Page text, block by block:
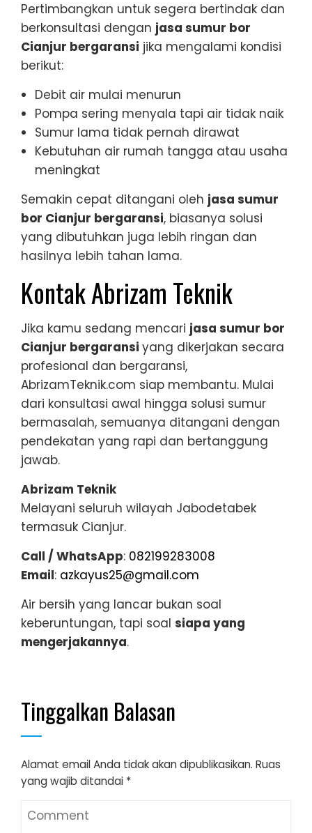
Pertimbangkan untuk segera bertindak dan
berkonsultasi dengan jasa sumur bor
Cianjur bergaransi jika mengalami kondisi
berikut:
Debit air mulai menurun
Pompa sering menyala tapi air tidak naik
Sumur lama tidak pernah dirawat
Kebutuhan air rumah tangga atau usaha
meningkat
Semakin cepat ditangani oleh jasa sumur
bor Cianjur bergaransi, biasanya solusi
yang dibutuhkan juga lebih ringan dan
hasilnya lebih tahan lama.
Kontak Abrizam Teknik
Jika kamu sedang mencari jasa sumur bor
Cianjur bergaransi yang dikerjakan secara
profesional dan bergaransi,
AbrizamTeknik.com siap membantu. Mulai
dari konsultasi awal hingga solusi sumur
bermasalah, semuanya ditangani dengan
pendekatan yang rapi dan bertanggung
jawab.
Abrizam Teknik
Melayani seluruh wilayah Jabodetabek
termasuk Cianjur.
Call / WhatsApp: 082199283008
Email: azkayus25@gmail.com
Air bersih yang lancar bukan soal
keberuntungan, tapi soal siapa yang
mengerjakannya.
Tinggalkan Balasan
Alamat email Anda tidak akan dipublikasikan. Ruas
yang wajib ditandai *